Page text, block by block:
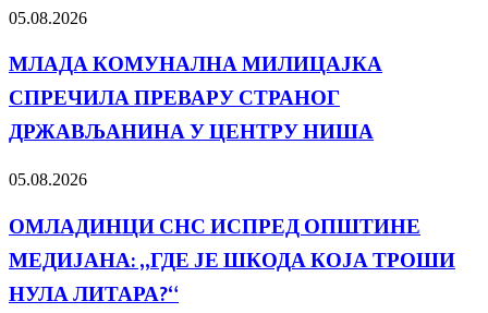
05.08.2026
МЛАДА КОМУНАЛНА МИЛИЦАЈКА
СПРЕЧИЛА ПРЕВАРУ СТРАНОГ
ДРЖАВЉАНИНА У ЦЕНТРУ НИША
05.08.2026
ОМЛАДИНЦИ СНС ИСПРЕД ОПШТИНЕ
МЕДИЈАНА: „ГДЕ ЈЕ ШКОДА КОЈА ТРОШИ
НУЛА ЛИТАРА?“